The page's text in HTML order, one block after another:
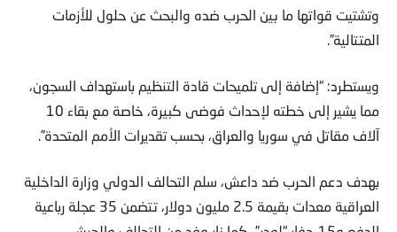
وتشتيت قواتها ما بين الحرب ضده والبحث عن حلول للأزمات
المتتالية”.
ويستطرد: “إضافة إلى تلميحات قادة التنظيم باستهداف السجون،
مما يشير إلى خطته لإحداث فوضى كبيرة، خاصة مع بقاء 10
آلاف مقاتل في سوريا والعراق، بحسب تقديرات الأمم المتحدة”.
بهدف دعم الحرب ضد داعش، سلم التحالف الدولي وزارة الداخلية
العراقية معدات بقيمة 2.5 مليون دولار، تتضمن 35 عجلة رباعية